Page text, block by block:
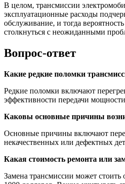
В целом, трансмиссии
эксплуатационные расходы
обслуживание, и тогда
столкнуться с неожиданными
Вопрос-ответ
Какие редкие поломки
Редкие поломки включают
эффективности передачи
Каковы основные причины
Основные причины включают
некачественных или дефектных
Какая стоимость ремонта или
Замена трансмиссии может